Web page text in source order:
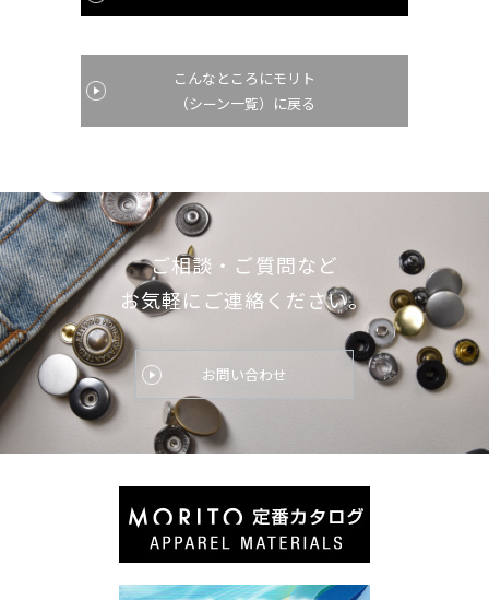
こんなところにモリト
（シーン一覧）に戻る
ご相談・ご質問など
お気軽にご連絡ください。
お問い合わせ